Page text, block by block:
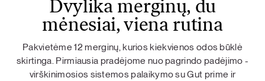
Dvylika merginų, du
mėnesiai, viena rutina
Pakvietėme 12 merginų, kurios kiekvienos odos būklė
skirtinga. Pirmiausia pradėjome nuo pagrindo padėjimo -
virškinimosios sistemos palaikymo su Gut prime ir